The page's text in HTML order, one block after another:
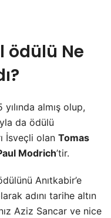
ödülü Ne
almış olup,
da ödülü
İsveçli olan Tomas
Modrich’tir.
Anıtkabir’e
adını tarihe altın
Aziz Sancar ve nice